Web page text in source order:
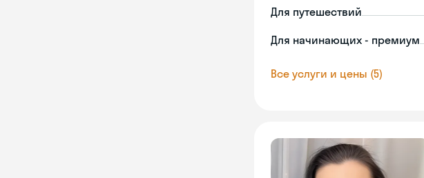
Для путешествий
Для начинающих - премиум
Все услуги и цены (5)